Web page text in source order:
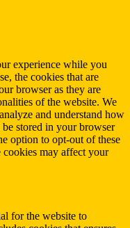
experience while you
the cookies that are
browser as they are
of the website. We
and understand how
stored in your browser
option to opt-out of these
may affect your
for the website to